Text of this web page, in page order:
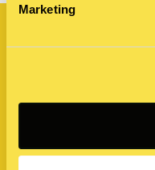
Marketing
Related